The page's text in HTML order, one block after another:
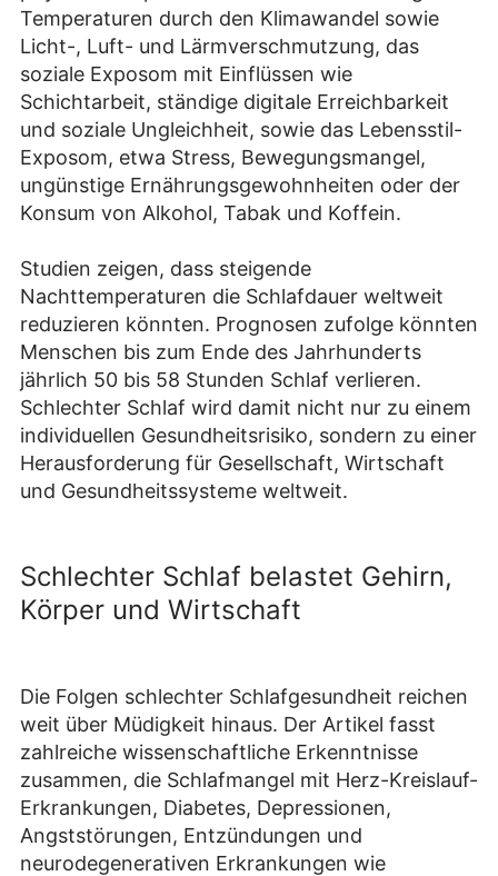
Temperaturen durch den Klimawandel sowie
Licht-, Luft- und Lärmverschmutzung, das
soziale Exposom mit Einflüssen wie
Schichtarbeit, ständige digitale Erreichbarkeit
und soziale Ungleichheit, sowie das Lebensstil-
Exposom, etwa Stress, Bewegungsmangel,
ungünstige Ernährungsgewohnheiten oder der
Konsum von Alkohol, Tabak und Koffein.
Studien zeigen, dass steigende
Nachttemperaturen die Schlafdauer weltweit
reduzieren könnten. Prognosen zufolge könnten
Menschen bis zum Ende des Jahrhunderts
jährlich 50 bis 58 Stunden Schlaf verlieren.
Schlechter Schlaf wird damit nicht nur zu einem
individuellen Gesundheitsrisiko, sondern zu einer
Herausforderung für Gesellschaft, Wirtschaft
und Gesundheitssysteme weltweit.
Schlechter Schlaf belastet Gehirn,
Körper und Wirtschaft
Die Folgen schlechter Schlafgesundheit reichen
weit über Müdigkeit hinaus. Der Artikel fasst
zahlreiche wissenschaftliche Erkenntnisse
zusammen, die Schlafmangel mit Herz-Kreislauf-
Erkrankungen, Diabetes, Depressionen,
Angststörungen, Entzündungen und
neurodegenerativen Erkrankungen wie